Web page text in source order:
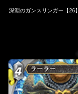
深淵のガンスリンガー【26】